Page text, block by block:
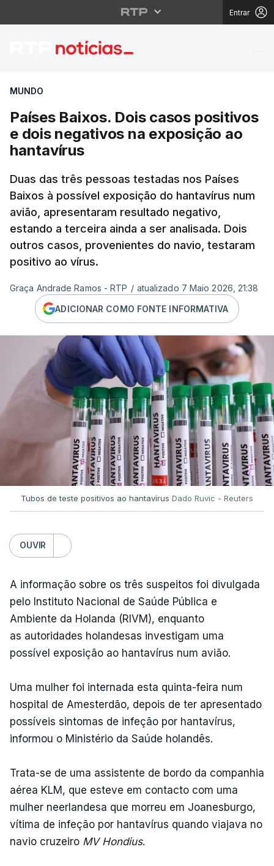
Entrar
Países Baixos. Dois
MUNDO
Países Baixos. Dois casos positivos
e dois negativos na exposição ao
hantavírus
Duas das três pessoas testadas nos Países
Baixos à possível exposição do hantavírus num
avião, apresentaram resultado negativo,
estando a terceira ainda a ser analisada. Dois
outros casos, provenientes do navio, testaram
positivo ao vírus.
Graça Andrade Ramos - RTP / atualizado 7 Maio 2026, 21:38
ADICIONAR COMO FONTE INFORMATIVA
Tubos de teste positivos ao hantavírus Dado Ruvic - Reuters
OUVIR
A informação sobre os três suspeitos foi divulgada
pelo Instituto Nacional de Saúde Pública e
Ambiente da Holanda (RIVM), enquanto
as autoridades holandesas investigam uma
possível exposição ao hantavírus num avião.
Uma mulher foi internada esta quinta-feira num
hospital de Amesterdão, depois de ter apresentado
possíveis sintomas de infeção por hantavírus,
informou o Ministério da Saúde holandês.
Trata-se de uma assistente de bordo da companhia
aérea KLM, que esteve em contacto com uma
mulher neerlandesa que morreu em Joanesburgo,
vítima de infeção por hantavírus quando viajava no
navio cruzeiro MV Hondius.